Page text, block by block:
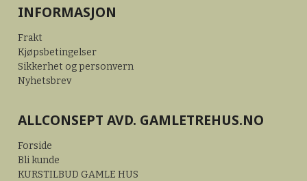
INFORMASJON
Frakt
Kjøpsbetingelser
Sikkerhet og personvern
Nyhetsbrev
ALLCONSEPT AVD. GAMLETREHUS.NO
Forside
Bli kunde
KURSTILBUD GAMLE HUS